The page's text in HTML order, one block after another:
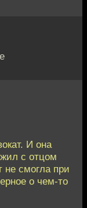
И она
с отцом
не смогла при
о чем-то